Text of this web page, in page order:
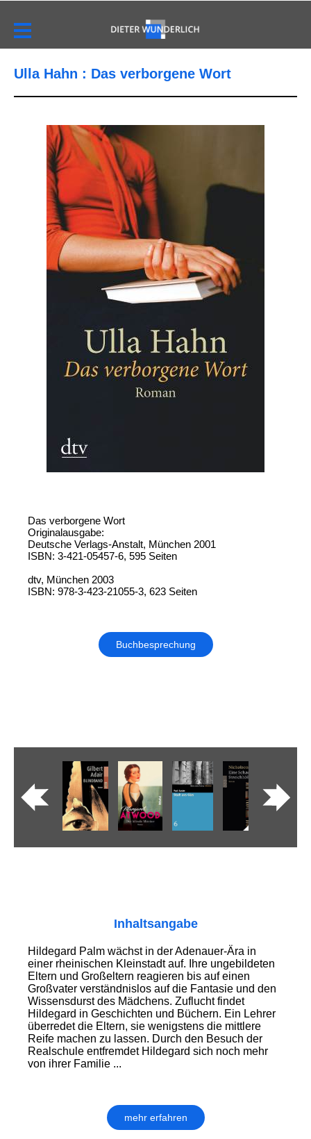
Ulla Hahn : Das verborgene Wort
Das verborgene Wort
Originalausgabe:
Deutsche Verlags-Anstalt, München 2001
ISBN: 3-421-05457-6, 595 Seiten
dtv, München 2003
ISBN: 978-3-423-21055-3, 623 Seiten
Buchbesprechung
Inhaltsangabe
Hildegard Palm wächst in der Adenauer-Ära in
einer rheinischen Kleinstadt auf. Ihre ungebildeten
Eltern und Großeltern reagieren bis auf einen
Großvater verständnislos auf die Fantasie und den
Wissensdurst des Mädchens. Zuflucht findet
Hildegard in Geschichten und Büchern. Ein Lehrer
überredet die Eltern, sie wenigstens die mittlere
Reife machen zu lassen. Durch den Besuch der
Realschule entfremdet Hildegard sich noch mehr
von ihrer Familie ...
mehr erfahren